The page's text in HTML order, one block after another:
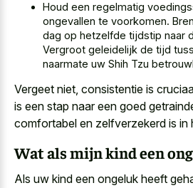
Houd een regelmatig
ongevallen te voorkomen.
dag op hetzelfde tijdstip naar
Vergroot geleidelijk de tijd
naarmate uw Shih Tzu
Vergeet niet, consistentie is
is een stap naar een goed
comfortabel en zelfverzekerd is in
Wat als mijn kind een
Als uw kind een ongeluk heeft